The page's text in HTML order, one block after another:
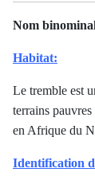
Nom
Habitat:
Le tremble est
terrains
en Afrique du
Identification